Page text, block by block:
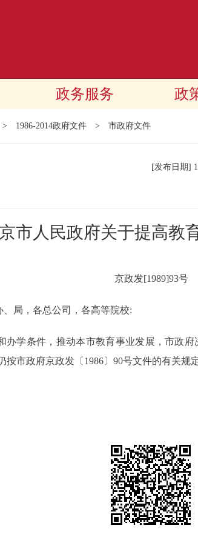
政务服务 政
1986-2014政府文件 > 市政府文件
[发布日期]
市人民政府关于提高教
京政发[1989]93号
局，各总公司，各高等院校:
条件，推动本市教育事业发展，市政府
市政府京政发〔1986〕90号文件的有关规